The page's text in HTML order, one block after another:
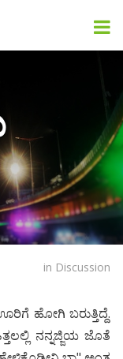
in Discussion
ಹೋಗಿ ಬರುತ್ತಿದ್ದೆ.
ನನ್ನಜ್ಜಿಯ ಜೊತೆ